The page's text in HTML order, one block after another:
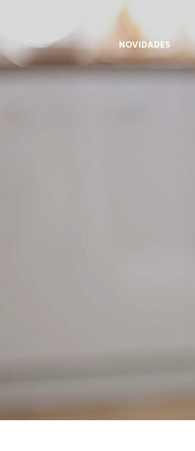
NOVIDADES